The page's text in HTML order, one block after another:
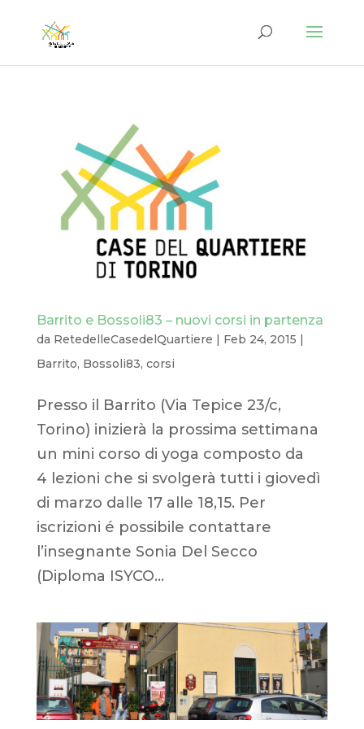
Barrito e Bossoli83 – nuovi corsi in partenza
da RetedelleCasedelQuartiere | Feb 24, 2015 |
Barrito, Bossoli83, corsi
Presso il Barrito (Via Tepice 23/c,
Torino) inizierà la prossima settimana
un mini corso di yoga composto da
4 lezioni che si svolgerà tutti i giovedì
di marzo dalle 17 alle 18,15. Per
iscrizioni é possibile contattare
l’insegnante Sonia Del Secco
(Diploma ISYCO...